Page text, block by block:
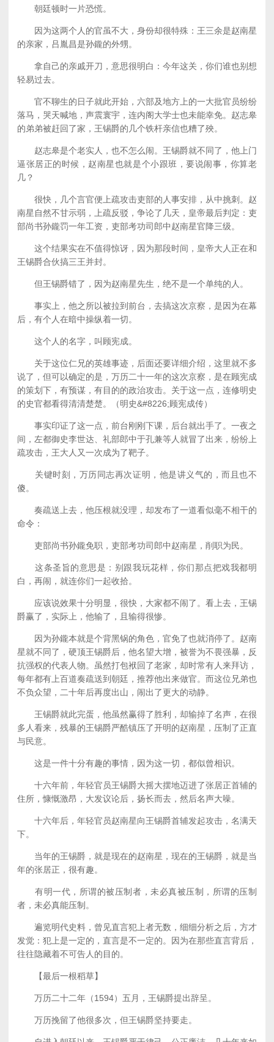
朝廷顿时一片恐慌。
因为这两个人的官虽不大，身份却很特殊：王三余是赵南星
的亲家，吕胤昌是孙鑨的外甥。
拿自己的亲戚开刀，意思很明白：今年这关，你们谁也别想
轻易过去。
官不聊生的日子就此开始，六部及地方上的一大批官员纷纷
落马，哭天喊地，声震寰宇，连内阁大学士也未能幸免。赵志皋
的弟弟被赶回了家，王锡爵的几个铁杆亲信也糟了殃。
赵志皋是个老实人，也不怎么闹。王锡爵就不同了，他上门
逼张居正的时候，赵南星也就是个小跟班，要说闹事，你算老
几？
很快，几个言官便上疏攻击吏部的人事安排，从中挑刺。赵
南星自然不甘示弱，上疏反驳，争论了几天，皇帝最后判定：吏
部尚书孙鑨罚一年工资，吏部考功司郎中赵南星官降三级。
这个结果实在不值得惊讶，因为那段时间，皇帝大人正在和
王锡爵合伙搞三王并封。
但王锡爵错了，因为赵南星先生，绝不是一个单纯的人。
事实上，他之所以被拉到前台，去搞这次京察，是因为在幕
后，有个人在暗中操纵着一切。
这个人的名字，叫顾宪成。
关于这位仁兄的英雄事迹，后面还要详细介绍，这里就不多
说了，但可以确定的是，万历二十一年的这次京察，是在顾宪成
的策划下，有预谋，有目的的政治攻击。关于这一点，连修明史
的史官都看得清清楚楚。（明史&#8226;顾宪成传）
事实印证了这一点，前台刚刚下课，后台就出手了。一夜之
间，左都御史李世达、礼部郎中于孔兼等人就冒了出来，纷纷上
疏攻击，王大人又一次成为了靶子。
关键时刻，万历同志再次证明，他是讲义气的，而且也不
傻。
奏疏送上去，他压根就没理，却发布了一道看似毫不相干的
命令：
吏部尚书孙鑨免职，吏部考功司郎中赵南星，削职为民。
这条圣旨的意思是：别跟我玩花样，你们那点把戏我都明
白，再闹，就连你们一起收拾。
应该说效果十分明显，很快，大家都不闹了。看上去，王锡
爵赢了，实际上，他输了，且输得很惨。
因为孙鑨本就是个背黑锅的角色，官免了也就消停了。赵南
星就不同了，硬顶王锡爵后，他名望大增，被誉为不畏强暴，反
抗强权的代表人物。虽然打包袱回了老家，却时常有人来拜访，
每年都有上百道奏疏送到朝廷，推荐他出来做官。而这位兄弟也
不负众望，二十年后再度出山，闹出了更大的动静。
王锡爵就此完蛋，他虽然赢得了胜利，却输掉了名声，在很
多人看来，残暴的王锡爵严酷镇压了开明的赵南星，压制了正直
与民意。
这是一件十分有趣的事情，因为这一切，都似曾相识。
十六年前，年轻官员王锡爵大摇大摆地迈进了张居正首辅的
住所，慷慨激昂，大发议论后，扬长而去，然后名声大噪。
十六年后，年轻官员赵南星向王锡爵首辅发起攻击，名满天
下。
当年的王锡爵，就是现在的赵南星，现在的王锡爵，就是当
年的张居正，很有趣。
有明一代，所谓的被压制者，未必真被压制，所谓的压制
者，未必真能压制。
遍览明代史料，曾见直言犯上者无数，细细分析之后，方才
发觉：犯上是一定的，直言是不一定的。因为在那些直言背后，
往往隐藏着不可告人的目的。
【最后一根稻草】
万历二十二年（1594）五月，王锡爵提出辞呈。
万历挽留了他很多次，但王锡爵坚持要走。